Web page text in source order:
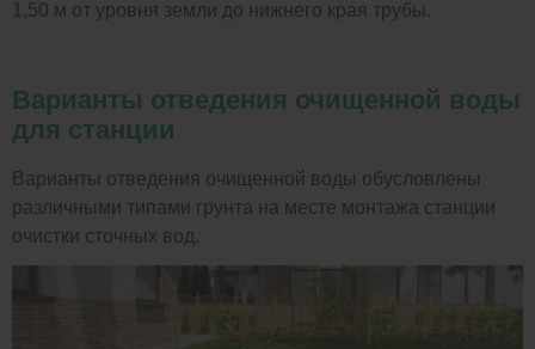
1,50 м от уровня земли до нижнего края трубы.
Варианты отведения очищенной воды
для станции
Варианты отведения очищенной воды обусловлены
различными типами грунта на месте монтажа станции
очистки сточных вод.